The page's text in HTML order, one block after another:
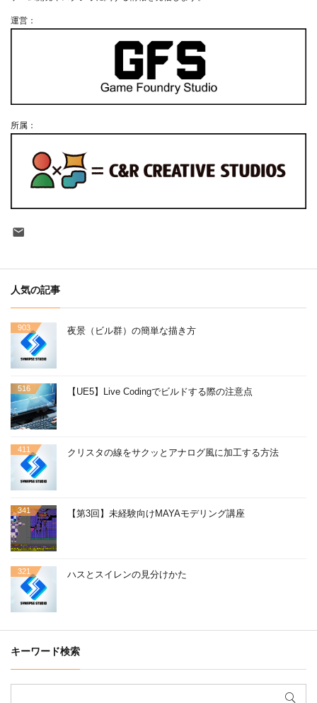
運営：
所属：
人気の記事
903 夜景（ビル群）の簡単な描き方
516 【UE5】Live Codingでビルドする際の注意点
411 クリスタの線をサクッとアナログ風に加工する方法
341 【第3回】未経験向けMAYAモデリング講座
321 ハスとスイレンの見分けかた
キーワード検索